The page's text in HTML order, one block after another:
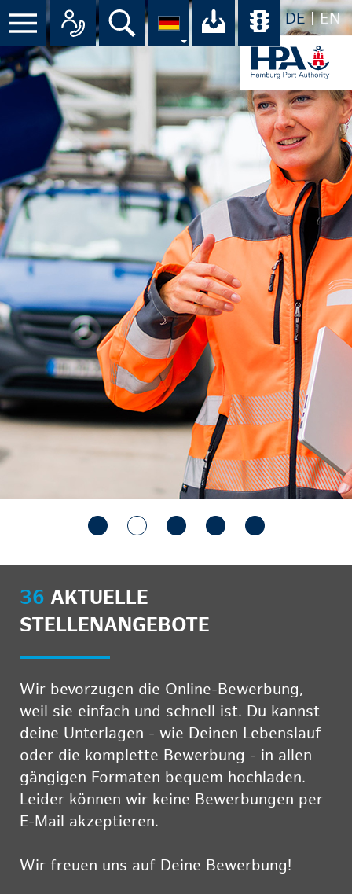
DE EN
Suche Ihr Download-
36 AKTUELLE
STELLENANGEBOTE
Wir bevorzugen die Online-Bewerbung,
weil sie einfach und schnell ist. Du kannst
deine Unterlagen - wie Deinen Lebenslauf
oder die komplette Bewerbung - in allen
gängigen Formaten bequem hochladen.
Leider können wir keine Bewerbungen per
E-Mail akzeptieren.
Wir freuen uns auf Deine Bewerbung!